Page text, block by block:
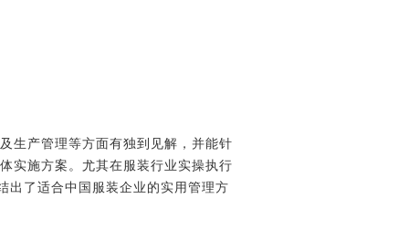
生产管理等方面有独到见解，并能针
实施方案。尤其在服装行业实操执行
出了适合中国服装企业的实用管理方